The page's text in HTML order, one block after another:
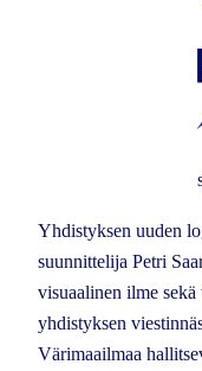
Yhdistyksen uuden
suunnittelija Petri
visuaalinen ilme
yhdistyksen
Värimaailmaa